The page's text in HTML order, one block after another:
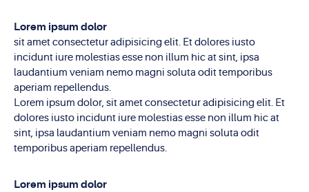
Lorem ipsum dolor
sit amet consectetur adipisicing elit. Et dolores iusto
incidunt iure molestias esse non illum hic at sint, ipsa
laudantium veniam nemo magni soluta odit temporibus
aperiam repellendus.
Lorem ipsum dolor, sit amet consectetur adipisicing elit. Et
dolores iusto incidunt iure molestias esse non illum hic at
sint, ipsa laudantium veniam nemo magni soluta odit
temporibus aperiam repellendus.
Lorem ipsum dolor